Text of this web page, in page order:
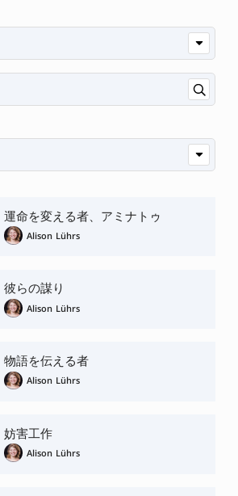
運命を変える者、アミナトゥ
Alison Lührs
彼らの謀り
Alison Lührs
物語を伝える者
Alison Lührs
妨害工作
Alison Lührs